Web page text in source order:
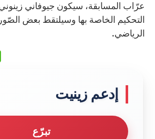
عرّاب المسابقة، سيكون جيوفاني
التحكيم الخاصة بها وسيلتقط بعض الصّور
الرياضي.
إدعم زينيت
تبرّع